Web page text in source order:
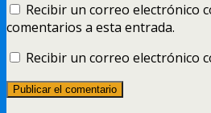
Recibir un correo electrónico
comentarios a esta entrada.
Recibir un correo electrónico